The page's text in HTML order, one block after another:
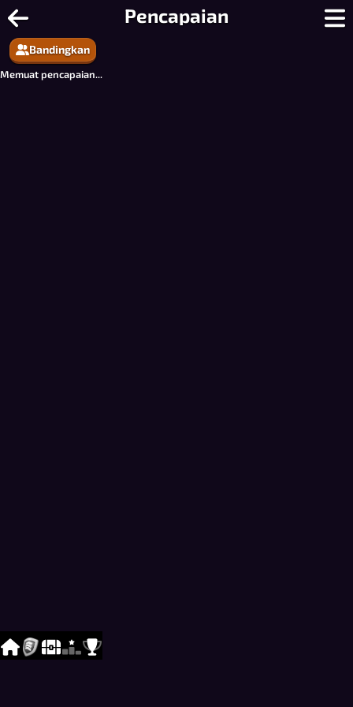
Pencapaian
Akun | Pencapaian
Bandingkan
Memuat pencapaian...